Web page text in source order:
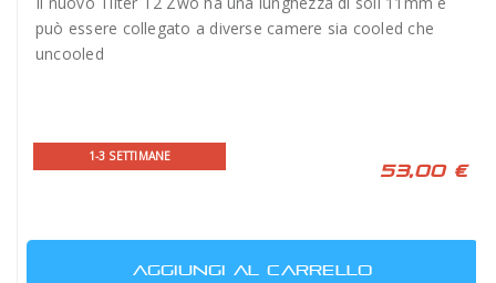
può essere collegato a diverse camere sia cooled che
uncooled
1-3 SETTIMANE
53,00 €
AGGIUNGI AL CARRELLO